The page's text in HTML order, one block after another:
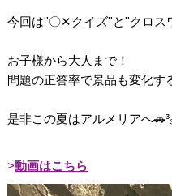
今回は''〇‪✕‬‪‪クイズ''と''クロス
お子様から大人まで！
問題の正答率で景品も変化す
是非この夏はアルメリアへ
動画はこちら